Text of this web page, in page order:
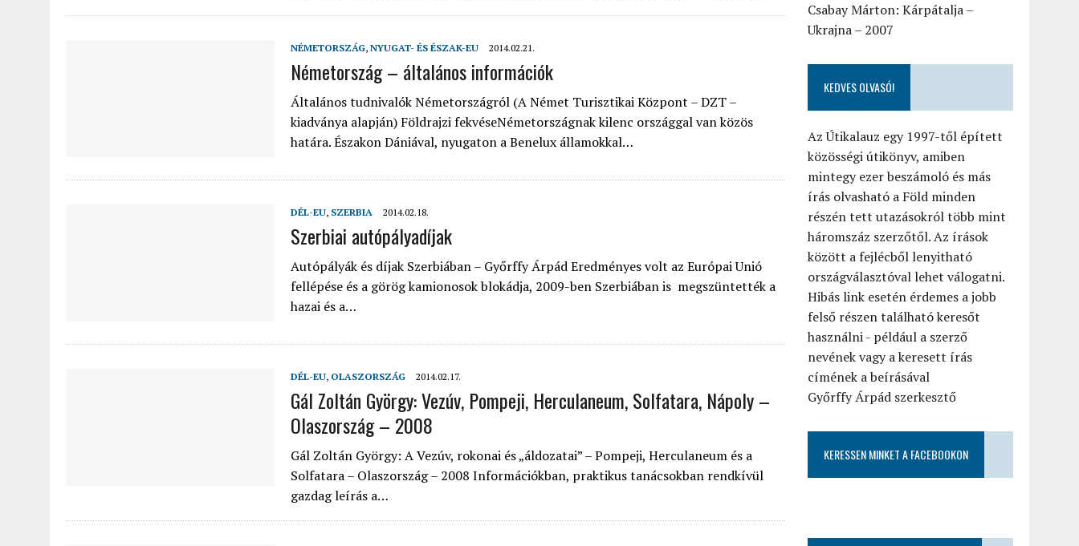
NÉMETORSZÁG, NYUGAT- ÉS ÉSZAK-EU 2014.02.21.
Németország – általános információk
Általános tudnivalók Németországról (A Német Turisztikai Központ – DZT –
kiadványa alapján) Földrajzi fekvéseNémetországnak kilenc országgal van közös
határa. Északon Dániával, nyugaton a Benelux államokkal…
DÉL-EU, SZERBIA 2014.02.18.
Szerbiai autópályadíjak
Autópályák és díjak Szerbiában – Győrffy Árpád Eredményes volt az Európai Unió
fellépése és a görög kamionosok blokádja, 2009-ben Szerbiában is megszüntették a
hazai és a…
DÉL-EU, OLASZORSZÁG 2014.02.17.
Gál Zoltán György: Vezúv, Pompeji, Herculaneum, Solfatara, Nápoly –
Olaszország – 2008
Gál Zoltán György: A Vezúv, rokonai és „áldozatai” – Pompeji, Herculaneum és a
Solfatara – Olaszország – 2008 Információkban, praktikus tanácsokban rendkívül
gazdag leírás a…
Csabay Márton: Kárpátalja –
Ukrajna – 2007
KEDVES OLVASÓ!
Az Útikalauz egy 1997-től épített
közösségi útikönyv, amiben
mintegy ezer beszámoló és más
írás olvasható a Föld minden
részén tett utazásokról több mint
háromszáz szerzőtől. Az írások
között a fejlécből lenyitható
országválasztóval lehet válogatni.
Hibás link esetén érdemes a jobb
felső részen található keresőt
használni - például a szerző
nevének vagy a keresett írás
címének a beírásával
Győrffy Árpád szerkesztő
KERESSEN MINKET A FACEBOOKON